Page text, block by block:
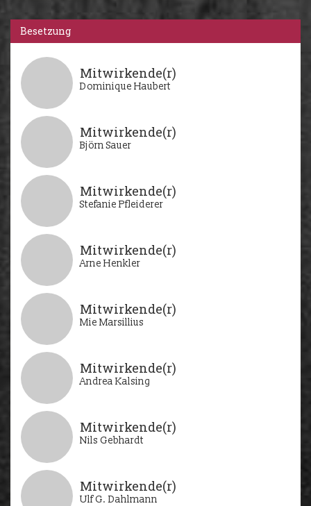
Besetzung
Mitwirkende(r)
Dominique Haubert
Mitwirkende(r)
Björn Sauer
Mitwirkende(r)
Stefanie Pfleiderer
Mitwirkende(r)
Arne Henkler
Mitwirkende(r)
Mie Marsillius
Mitwirkende(r)
Andrea Kalsing
Mitwirkende(r)
Nils Gebhardt
Mitwirkende(r)
Ulf G. Dahlmann